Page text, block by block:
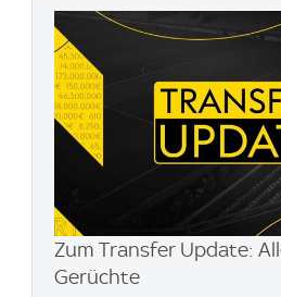
Zum Transfer Update:
Gerüchte